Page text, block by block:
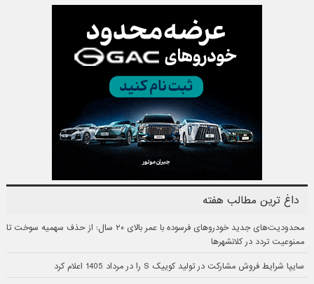
داغ ترین مطالب هفته
محدودیت‌های جدید خودروهای فرسوده با عمر بالای ۲۰ سال: از حذف سهمیه سوخت تا
ممنوعیت تردد در کلانشهرها
سایپا شرایط فروش مشارکت در تولید کوییک S را در مرداد 1405 اعلام کرد